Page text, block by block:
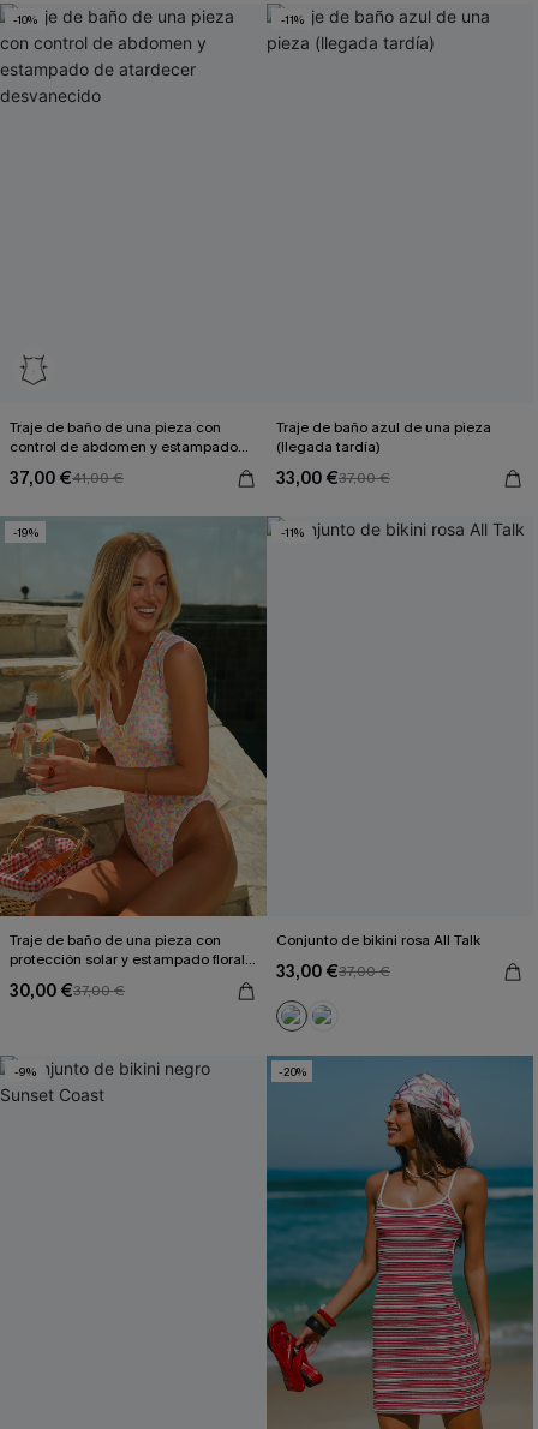
-10%
Traje de baño de una pieza con
control de abdomen y estampado
37,00 €41,00 €
-11%
Traje de baño azul de una pieza
(llegada tardía)
33,00 €37,00 €
-19%
Traje de baño de una pieza con
protección solar y estampado floral
30,00 €37,00 €
-11%
Conjunto de bikini rosa All Talk
33,00 €37,00 €
-9% -20%